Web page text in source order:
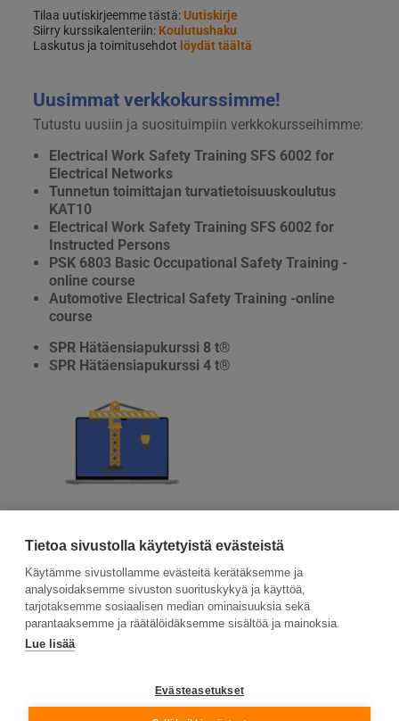
Tietoa sivustolla käytetyistä evästeistä
Käytämme sivustollamme evästeitä kerätäksemme ja
analysoidaksemme sivuston suorituskykyä ja käyttöä,
tarjotaksemme sosiaalisen median ominaisuuksia sekä
parantaaksemme ja räätälöidäksemme sisältöä ja mainoksia.
Lue lisää
Evästeasetukset
Tilaa uutiskirjeemme tästä:Uutiskirje
Siirry kurssikalenteriin: Koulutushaku
Laskutus ja toimitusehdot löydät täältä
Uusimmat verkkokurssimme!
Tutustu uusiin ja suosituimpiin verkkokursseihimme:
Electrical Work Safety Training SFS 6002 for
Electrical Networks
Tunnetun toimittajan turvatietoisuuskoulutus
KAT10
Electrical Work Safety Training SFS 6002 for
Instructed Persons
PSK 6803 Basic Occupational Safety Training -
online course
Automotive Electrical Safety Training -online
course
SPR Hätäensiapukurssi 8 t®
SPR Hätäensiapukurssi 4 t®
Tutustu ja aloita
Tietosuojaseloste ja evästeiden käyttö